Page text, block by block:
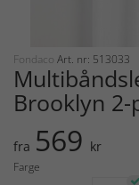
Fondaco Art. nr: 513033
Brooklyn 2-
fra 569 kr
Farge